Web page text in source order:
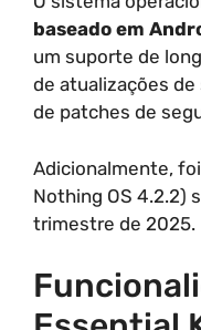
baseado em
um suporte de
de atualizações
de patches de
Adicionalmente,
Nothing OS 4.2.2)
trimestre de 2025.